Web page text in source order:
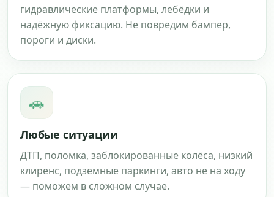
гидравлические платформы, лебёдки и
надёжную фиксацию. Не повредим бампер,
пороги и диски.
🚗
Любые ситуации
ДТП, поломка, заблокированные колёса, низкий
клиренс, подземные паркинги, авто не на ходу
— поможем в сложном случае.